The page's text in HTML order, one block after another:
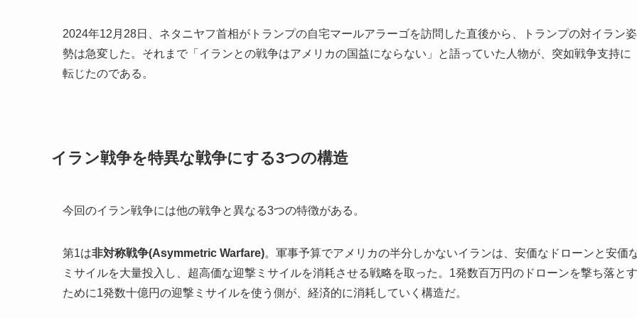
2024年12月28日、ネタニヤフ首相がトランプの自宅マールアラーゴを訪問した直後から、トランプの対イラン姿
勢は急変した。それまで「イランとの戦争はアメリカの国益にならない」と語っていた人物が、突如戦争支持に
転じたのである。
イラン戦争を特異な戦争にする3つの構造
今回のイラン戦争には他の戦争と異なる3つの特徴がある。
第1は非対称戦争(Asymmetric Warfare)。軍事予算でアメリカの半分しかないイランは、安価なドローンと安価
ミサイルを大量投入し、超高価な迎撃ミサイルを消耗させる戦略を取った。1発数百万円のドローンを撃ち落とす
ために1発数十億円の迎撃ミサイルを使う側が、経済的に消耗していく構造だ。